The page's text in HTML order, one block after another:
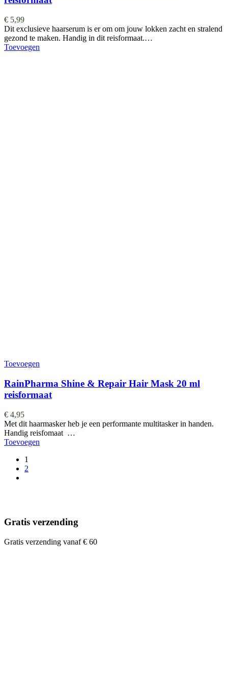
€ 5,99
Dit exclusieve haarserum is er om om jouw lokken zacht en stralend
gezond te maken. Handig in dit reisformaat.…
Toevoegen
Toevoegen
RainPharma Shine & Repair Hair Mask 20 ml
reisformaat
€ 4,95
Met dit haarmasker heb je een performante multitasker in handen.
Handig reisfomaat …
Toevoegen
1
2
Gratis verzending
Gratis verzending vanaf € 60